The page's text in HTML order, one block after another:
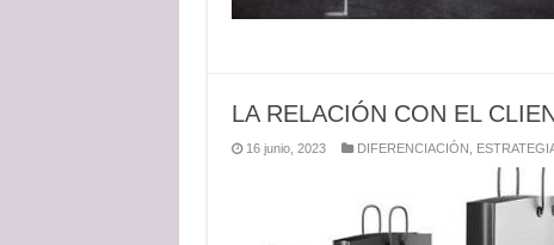
LA RELACIÓN CON EL
16 junio, 2023 DIFERENCIACIÓN